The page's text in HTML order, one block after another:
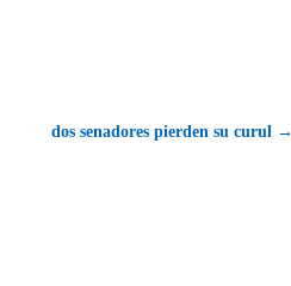
dos senadores pierden su curul →